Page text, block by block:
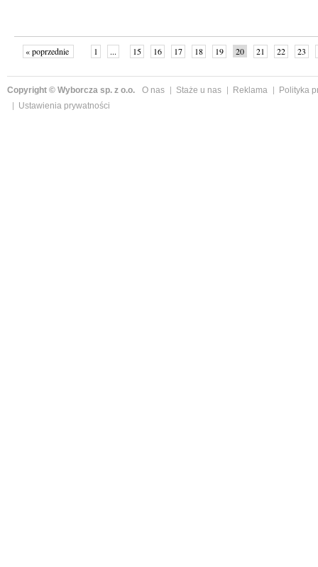
« poprzednie 1 ... 15 16 17 18 19 20 21 22 23
Copyright © Wyborcza sp. z o.o. O nas Staże u nas Reklama
Polityka
Ustawienia prywatności